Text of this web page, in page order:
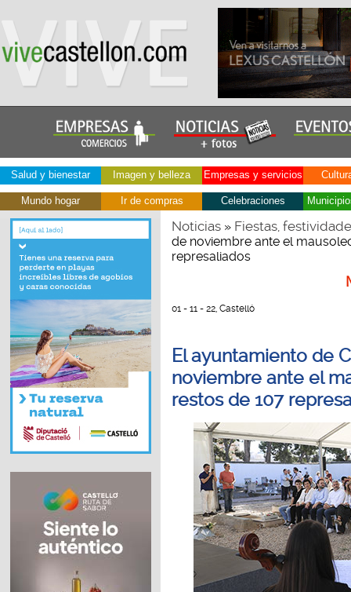
Salud y bienestar Imagen y belleza Empresas y servicios
Mundo hogar Ir de compras Celebraciones
Noticias» Fiestas,
de noviembre ante el
represaliados
01 - 11 - 22, Castelló
El ayuntamiento de
noviembre ante el
restos de 107